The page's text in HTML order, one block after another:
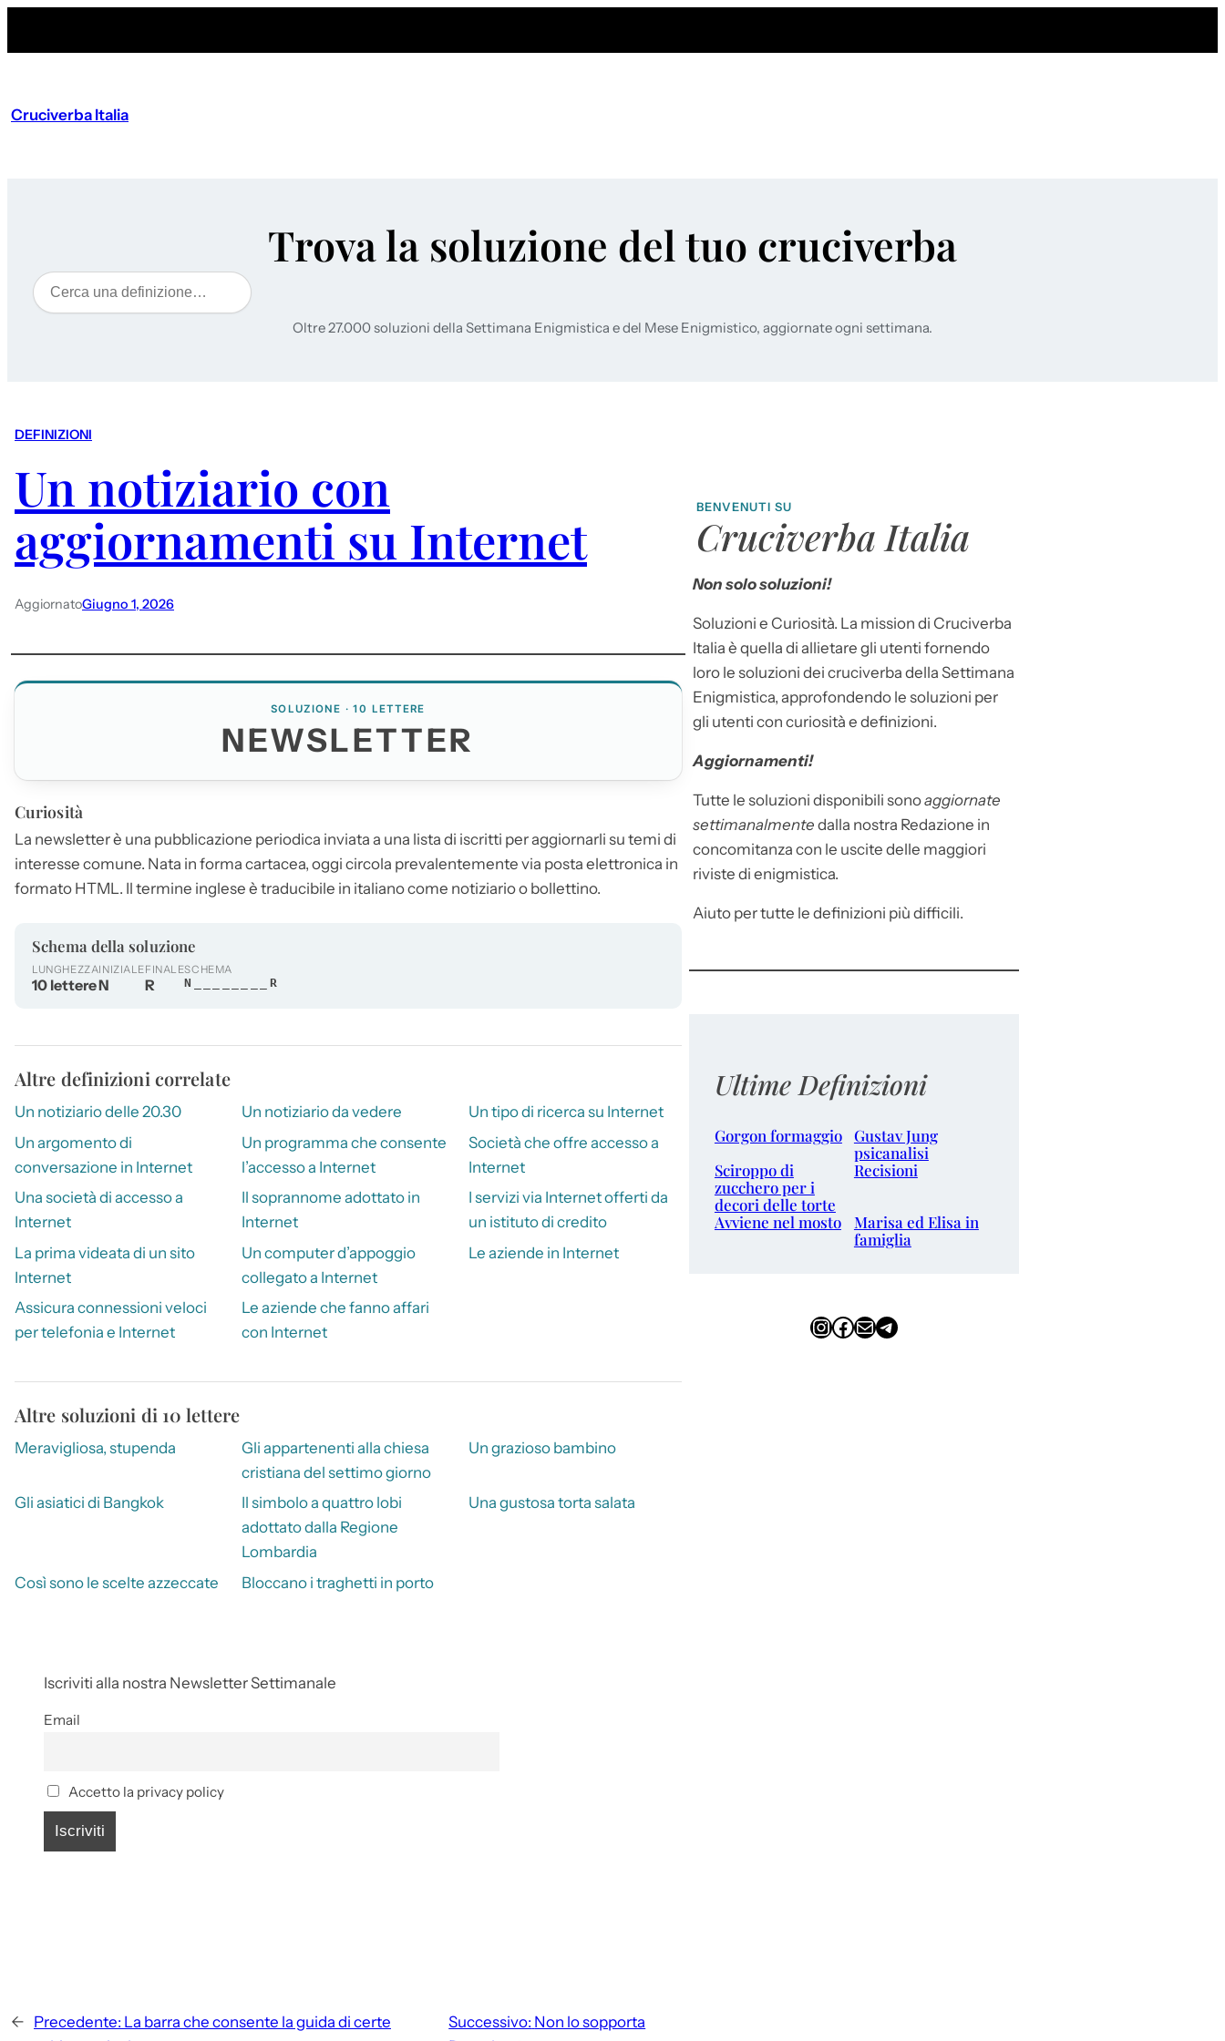
Cruciverba Italia
Trova la soluzione del tuo cruciverba
Cerca
Oltre 27.000 soluzioni della Settimana Enigmistica e del Mese Enigmistico, aggiornate ogni settimana.
DEFINIZIONI
Un notiziario con
aggiornamenti su Internet
AggiornatoGiugno 1, 2026
SOLUZIONE · 10 LETTERE
NEWSLETTER
Curiosità
La newsletterè una pubblicazione periodica inviata a una lista di iscritti per aggiornarli su temi di
interesse comune. Nata in forma cartacea, oggi circola prevalentemente via posta elettronica in
formato HTML. Il termine inglese è traducibile in italiano come notiziario o bollettino.
Schema della soluzione
LUNGHEZZA
10 lettere
INIZIALE
N
FINALE
R
SCHEMA
N________R
Altre definizioni correlate
Un notiziario delle 20.30 Un notiziario da vedere
Un tipo di ricerca su Internet
Un argomento di
conversazione in Internet
Un programma che consente
l’accesso a Internet
Società che offre accesso a
Internet
Una società di accesso a
Internet
Il soprannome adottato in
Internet
I servizi via Internet offerti da
un istituto di credito
La prima videata di un sito
Internet
Un computer d’appoggio
collegato a Internet
Le aziende in Internet
Assicura connessioni veloci
per telefonia e Internet
Le aziende che fanno affari
con Internet
Altre soluzioni di 10 lettere
Meravigliosa, stupenda
Gli appartenenti alla chiesa
cristiana del settimo giorno
Un grazioso bambino
Gli asiatici di Bangkok
Il simbolo a quattro lobi
adottato dalla Regione
Lombardia
Una gustosa torta salata
Così sono le scelte azzeccate Bloccano i traghetti in porto
Iscriviti alla nostra Newsletter Settimanale
Email
Accetto la privacy policy
← Precedente: La barra che consente la guida di certe
Successivo: Non lo sopporta
BENVENUTI SU
Cruciverba Italia
Non solo soluzioni!
Soluzioni e Curiosità. La mission di Cruciverba
Italia è quella di allietare gli utenti fornendo
loro le soluzioni dei cruciverba della Settimana
Enigmistica, approfondendo le soluzioni per
gli utenti con curiosità e definizioni.
Aggiornamenti!
Tutte le soluzioni disponibili sonoaggiornate
settimanalmente dalla nostra Redazione in
concomitanza con le uscite delle maggiori
riviste di enigmistica.
Aiuto per tutte le definizioni più difficili.
Ultime Definizioni
Gorgon formaggio Gustav Jung
psicanalisi
Sciroppo di
zucchero per i
decori delle torte
Recisioni
Avviene nel mosto
Marisa ed Elisa in
famiglia
InstagramFacebook Email Telegram